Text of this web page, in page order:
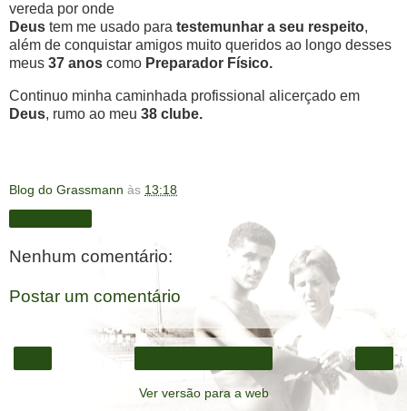
vereda por onde
Deus tem me usado para testemunhar a seu respeito,
além de conquistar amigos muito queridos ao longo desses
meus 37 anos como Preparador Físico.
Continuo minha caminhada profissional alicerçado em
Deus, rumo ao meu 38 clube.
Blog do Grassmann às 13:18
Nenhum comentário:
Postar um comentário
Ver versão para a web